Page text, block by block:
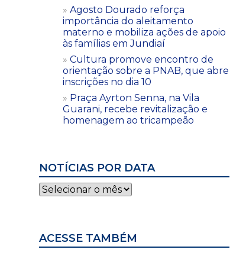
Agosto Dourado reforça
importância do aleitamento
materno e mobiliza ações de apoio
às famílias em Jundiaí
Cultura promove encontro de
orientação sobre a PNAB, que abre
inscrições no dia 10
Praça Ayrton Senna, na Vila
Guarani, recebe revitalização e
homenagem ao tricampeão
NOTÍCIAS POR DATA
Notícias
por
ACESSE TAMBÉM